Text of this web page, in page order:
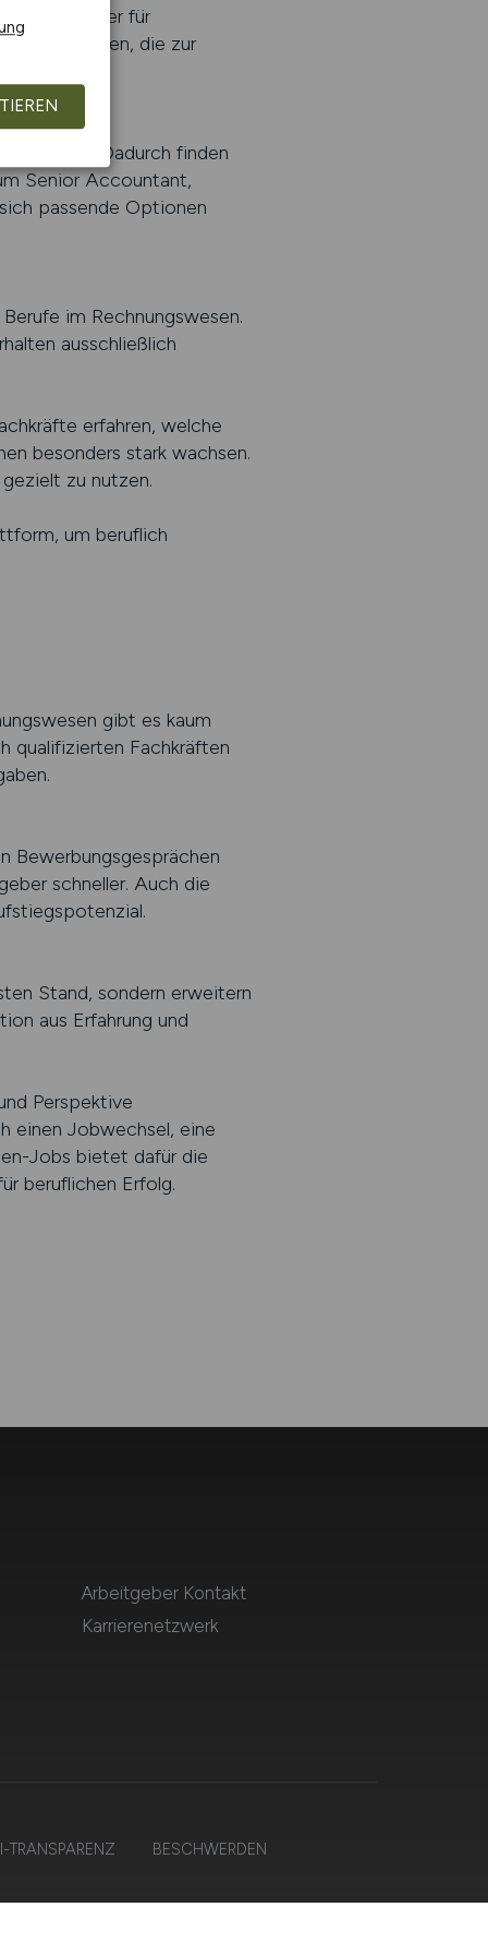
Jobfinder für
nach Stellen, die zur
Standort. Dadurch finden
Senior Accountant,
passende Optionen
im Rechnungswesen.
ausschließlich
erfahren, welche
besonders stark wachsen.
zu nutzen.
um beruflich
gibt es kaum
qualifizierten Fachkräften
Bewerbungsgesprächen
schneller. Auch die
Stand, sondern erweitern
aus Erfahrung und
Perspektive
einen Jobwechsel, eine
Jobs bietet dafür die
beruflichen Erfolg.
Arbeitgeber Kontakt
Karrierenetzwerk
TRANSPARENZ BESCHWERDEN